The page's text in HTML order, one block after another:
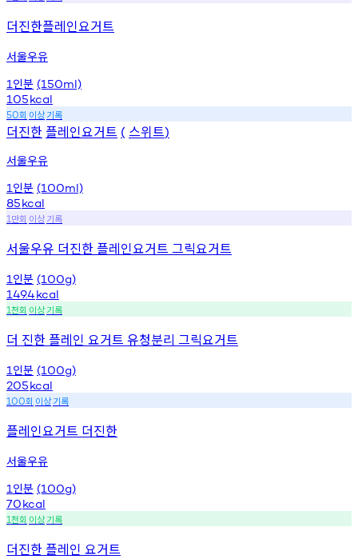
더진한플레인요거트
서울우유
1 인분 (150ml)
105kcal
50회 이상기록
더진한 플레인요거트 ( 스위트)
서울우유
1 인분 (100ml)
85kcal
1 만회 이상기록
서울우유 더진한 플레인요거트 그릭요거트
1 인분 (100g)
149.4kcal
1천회 이상기록
더 진한 플레인 요거트 유청분리 그릭요거트
1 인분 (100g)
205kcal
100회 이상기록
플레인요거트 더진한
서울우유
1 인분 (100g)
70kcal
1천회 이상기록
더진한 플레인 요거트